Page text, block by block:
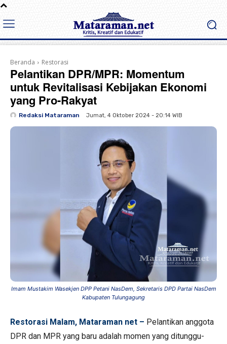
Beranda Restorasi
Pelantikan DPR/MPR: Momentum
untuk Revitalisasi Kebijakan Ekonomi
yang Pro-Rakyat
Redaksi Mataraman Jumat, 4 Oktober 2024 - 20:14 WIB
Imam Mustakim Wasekjen DPP Petani NasDem, Sekretaris DPD Partai NasDem
Kabupaten Tulungagung
Restorasi Malam, Mataraman net – Pelantikan anggota
DPR dan MPR yang baru adalah momen yang ditunggu-